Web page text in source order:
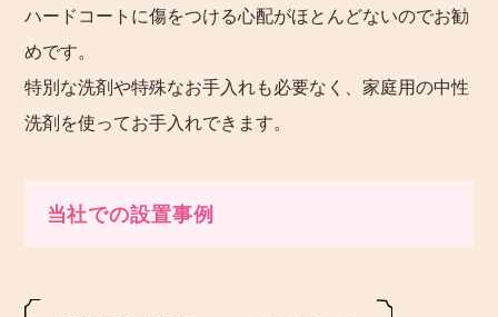
ハードコートに傷をつける心配がほとんどないのでお勧
めです。
特別な洗剤や特殊なお手入れも必要なく、家庭用の中性
洗剤を使ってお手入れできます。
当社での設置事例